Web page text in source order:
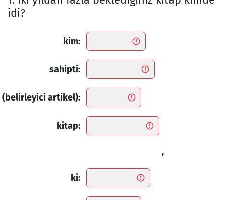
idi?
kim:
sahipti:
(belirleyici artikel):
kitap:
,
ki: